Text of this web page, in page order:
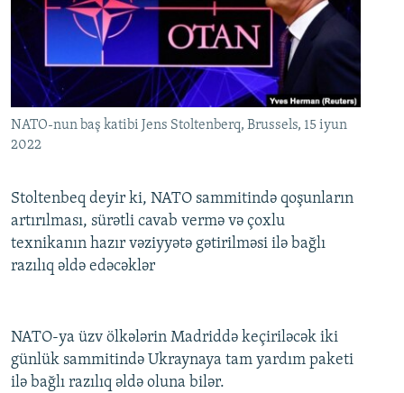
İNFOQRAFIKA
AZƏRBAYCAN ƏDƏBIYYATI KITABXANASI
İSLAM VƏ DEMOKRATIYA
İZ - MƏDƏNIYYƏT PROQRAMI
MISSIYAMIZ
PEŞƏ ETIKASI VƏ JURNALISTIKA STANDARTLARIMIZ
MATERIALLARIMIZDAN ISTIFADƏ
AZADLIQRADIOSU MOBIL TELEFONUNUZDA
BIZIMLƏ ƏLAQƏ
BIZI IZLƏ
RFE/RL-in bütün saytları
NATO-nun baş katibi Jens Stoltenberq, Brussels, 15 iyun
2022
Stoltenbeq deyir ki, NATO sammitində qoşunların
artırılması, sürətli cavab vermə və çoxlu
texnikanın hazır vəziyyətə gətirilməsi ilə bağlı
razılıq əldə edəcəklər
NATO-ya üzv ölkələrin Madriddə keçiriləcək iki
günlük sammitində Ukraynaya tam yardım paketi
ilə bağlı razılıq əldə oluna bilər.